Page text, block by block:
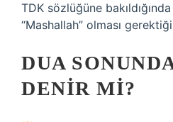
TDK sözlüğüne
“Mashallah” olması
DUA
DENIR MI?